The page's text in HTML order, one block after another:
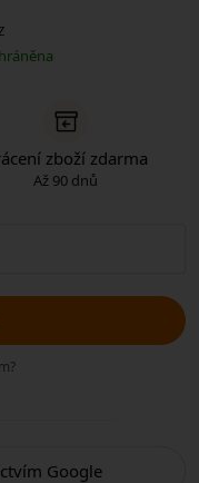
zboží zdarma
Až 90 dnů
Google